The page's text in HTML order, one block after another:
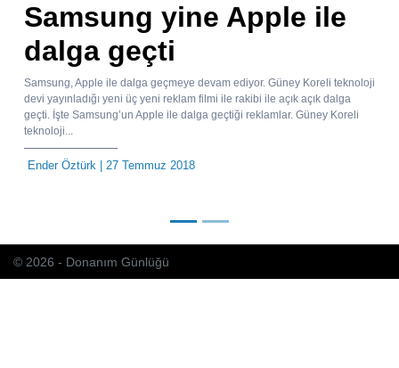
Samsung yine Apple ile
dalga geçti
Samsung, Apple ile dalga geçmeye devam ediyor. Güney Koreli teknoloji
devi yayınladığı yeni üç yeni reklam filmi ile rakibi ile açık açık dalga
geçti. İşte Samsung’un Apple ile dalga geçtiği reklamlar. Güney Koreli
teknoloji...
Ender Öztürk | 27 Temmuz 2018
© 2026 - Donanım Günlüğü